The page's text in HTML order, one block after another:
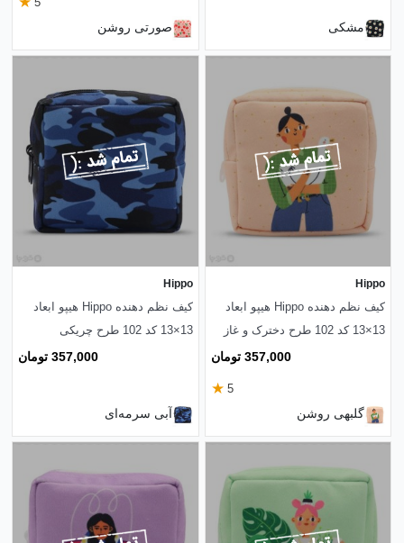
مشکی صورتی روشن
Hippo
کیف نظم دهنده Hippo هیپو ابعاد
13×13 کد 102 طرح دخترک و غاز
357,000 تومان
5
★
گلبهی روشن
Hippo
کیف نظم دهنده Hippo هیپو ابعاد
13×13 کد 102 طرح چریکی
357,000 تومان
آبی سرمه‌ای